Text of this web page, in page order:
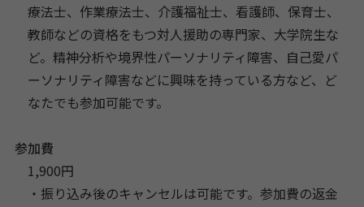
療法士、作業療法士、介護福祉士、看護師、保育士、
教師などの資格をもつ対人援助の専門家、大学院生な
ど。精神分析や境界性パーソナリティ障害、自己愛パ
ーソナリティ障害などに興味を持っている方など、ど
なたでも参加可能です。
参加費
1,900円
・振り込み後のキャンセルは可能です。参加費の返金